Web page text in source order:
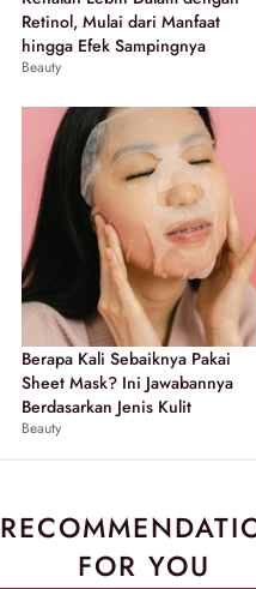
Retinol, Mulai dari Manfaat
hingga Efek Sampingnya
Beauty
Berapa Kali Sebaiknya Pakai
Sheet Mask? Ini Jawabannya
Berdasarkan Jenis Kulit
Beauty
FOR YOU